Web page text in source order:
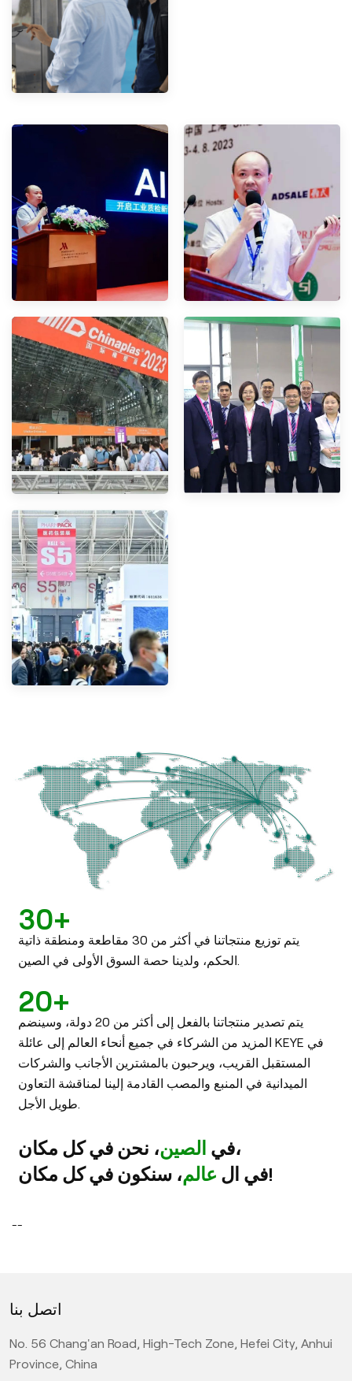
30+
يتم توزيع منتجاتنا في أكثر من 30 مقاطعة ومنطقة ذاتية
الحكم، ولدينا حصة السوق الأولى في الصين.
20+
يتم تصدير منتجاتنا بالفعل إلى أكثر من 20 دولة، وسينضم
المزيد من الشركاء في جميع أنحاء العالم إلى عائلة KEYE في
المستقبل القريب، ويرحبون بالمشترين الأجانب والشركات
الميدانية في المنبع والمصب القادمة إلينا لمناقشة التعاون
طويل الأجل.
في الصين
، نحن في كل مكان،
في ال عالم ، سنكون في كل مكان!
--
اتصل بنا
No. 56 Chang'an Road, High-Tech Zone, Hefei City, Anhui
Province, China